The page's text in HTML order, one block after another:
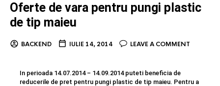
Oferte de vara pentru pungi plastic
de tip maieu
BACKEND IULIE 14, 2014 LEAVE A COMMENT
In perioada 14.07.2014 – 14.09.2014 puteti beneficia de
reducerile de pret pentru pungi plastic de tip maieu. Pentru a